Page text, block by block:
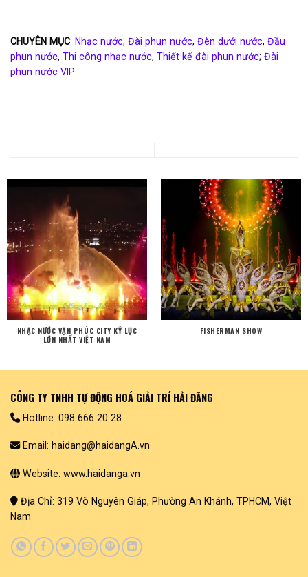
CHUYÊN MỤC: Nhạc nước, Đài phun nước, Đèn dưới nước, Đầu
phun nước, Thi công nhạc nước, Thiết kế đài phun nước; Đài
phun nước VIP
NHẠC NƯỚC VẠN PHÚC CITY KỶ LỤC
LỚN NHẤT VIỆT NAM
FISHERMAN SHOW
CÔNG TY TNHH TỰ ĐỘNG HOÁ GIẢI TRÍ HẢI ĐĂNG
Hotline: 098 666 20 28
Email: haidang@haidangA.vn
Website: www.haidanga.vn
Địa Chỉ: 319 Võ Nguyên Giáp, Phường An Khánh, TPHCM, Việt
Nam